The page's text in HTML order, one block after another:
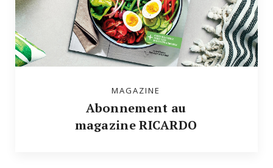
MAGAZINE
Abonnement au
magazine RICARDO